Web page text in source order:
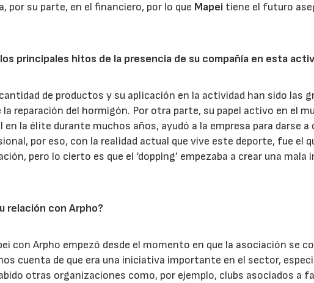
por su parte, en el financiero, por lo que Mapei tiene el futuro
principales hitos de la presencia de su compañía en esta
de productos y su aplicación en la actividad han sido las
la reparación del hormigón. Por otra parte, su papel activo en el
en la élite durante muchos años, ayudó a la empresa para darse
por eso, con la realidad actual que vive este deporte, fue el
pero lo cierto es que el ‘dopping’ empezaba a crear una
relación con Arpho?
con Arpho empezó desde el momento en que la asociación se
cuenta de que era una iniciativa importante en el sector,
otras organizaciones como, por ejemplo, clubs asociados a